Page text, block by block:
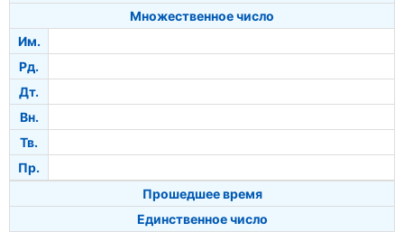
Множественное число
Им.
Рд.
Дт.
Вн.
Тв.
Пр.
Прошедшее время
Единственное число